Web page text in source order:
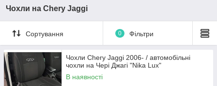
Чохли на Chery Jaggi
Сортування 0 Фільтри
Чохли Chery Jaggi 2006- / автомобільні
чохли на Чері Джагі "Nika Lux"
В наявності